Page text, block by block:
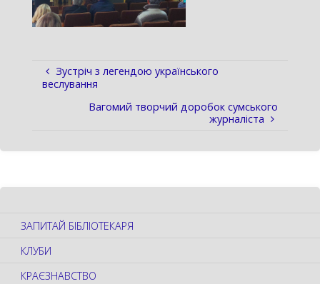
Зустріч з легендою українського
веслування
Вагомий творчий доробок сумського
журналіста
ЗАПИТАЙ БІБЛІОТЕКАРЯ
КЛУБИ
КРАЄЗНАВСТВО